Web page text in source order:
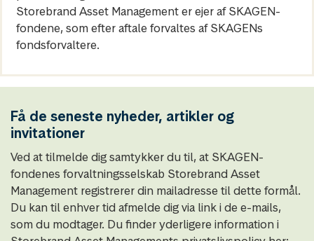
Storebrand Asset Management er ejer af SKAGEN-
fondene, som efter aftale forvaltes af SKAGENs
fondsforvaltere.
Få de seneste nyheder, artikler og
invitationer
Ved at tilmelde dig samtykker du til, at SKAGEN-
fondenes forvaltningsselskab Storebrand Asset
Management registrerer din mailadresse til dette formål.
Du kan til enhver tid afmelde dig via link i de e-mails,
som du modtager. Du finder yderligere information i